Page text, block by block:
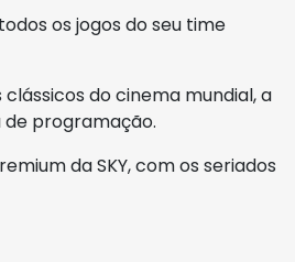
os jogos do seu time
do cinema mundial, a
programação.
da SKY, com os seriados